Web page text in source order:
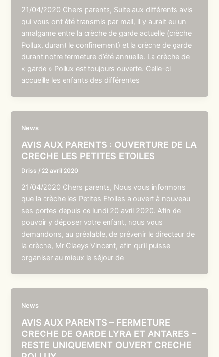
21/04/2020 Chers parents, Suite aux différents avis
qui vous ont été transmis par mail, il y aurait eu un
amalgame entre la crèche de garde actuelle (crèche
Pollux, durant le confinement) et la crèche de garde
durant notre fermeture d’été annuelle. La crèche de
« garde » Pollux est toujours ouverte. Celle-ci
accueille les enfants des différentes
News
AVIS AUX PARENTS : OUVERTURE DE LA
CRECHE LES PETITES ETOILES
Driss / 22 avril 2020
21/04/2020 Chers parents, Nous vous informons
que la crèche les Petites Etoiles a ouvert à nouveau
ses portes depuis ce lundi 20 avril 2020. Afin de
pouvoir y déposer votre enfant, nous vous
demandons, au préalable, de prévenir le directeur de
la crèche, Mr Claeys Vincent, afin qu’il puisse
organiser au mieux le séjour de
News
AVIS AUX PARENTS – FERMETURE
CRECHE DE GARDE LYRA ET ANTARES –
RESTE UNIQUEMENT OUVERT CRECHE